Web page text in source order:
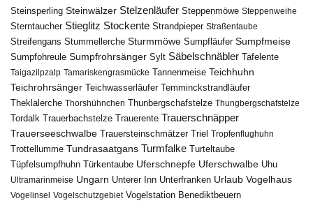
Steinsperling Steinwälzer Stelzenläufer Steppenmöwe Steppenweihe
Sterntaucher Stieglitz Stockente Strandpieper Straßentaube
Streifengans Stummellerche Sturmmöwe Sumpfläufer Sumpfmeise
Sumpfohreule Sumpfrohrsänger Sylt Säbelschnäbler Tafelente
Taigazilpzalp Tamariskengrasmücke Tannenmeise Teichhuhn
Teichrohrsänger Teichwasserläufer Temminckstrandläufer
Theklalerche Thorshühnchen Thunbergschafstelze Thungbergschafstelze
Tordalk Trauerbachstelze Trauerente Trauerschnäpper
Trauerseeschwalbe Trauersteinschmätzer Triel Tropfenflughuhn
Trottellumme Tundrasaatgans Turmfalke Turteltaube
Tüpfelsumpfhuhn
Türkentaube Uferschnepfe Uferschwalbe Uhu
Ultramarinmeise Ungarn Unterer Inn Unterfranken Urlaub Vogelhaus
Vogelinsel Vogelschutzgebiet Vogelstation Benediktbeuern